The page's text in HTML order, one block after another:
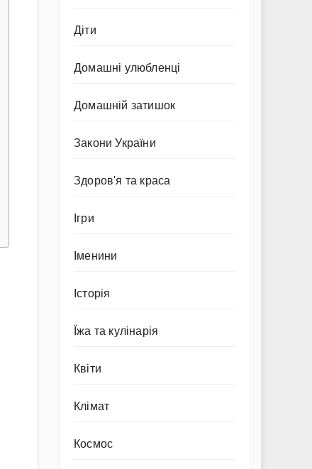
Діти
Домашні улюбленці
Домашній затишок
Закони України
Здоров'я та краса
Ігри
Іменини
Історія
Їжа та кулінарія
Квіти
Клімат
Космос